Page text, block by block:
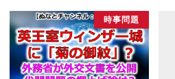
時事問題